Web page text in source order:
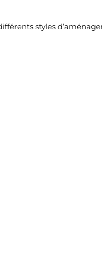
styles